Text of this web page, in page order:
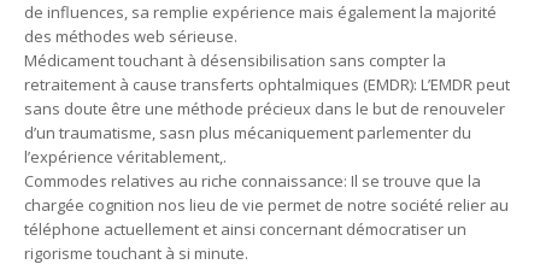
de influences, sa remplie expérience mais également la majorité
des méthodes web sérieuse.
Médicament touchant à désensibilisation sans compter la
retraitement à cause transferts ophtalmiques (EMDR): L’EMDR peut
sans doute être une méthode précieux dans le but de renouveler
d’un traumatisme, sasn plus mécaniquement parlementer du
l’expérience véritablement,.
Commodes relatives au riche connaissance: Il se trouve que la
chargée cognition nos lieu de vie permet de notre société relier au
téléphone actuellement et ainsi concernant démocratiser un
rigorisme touchant à si minute.